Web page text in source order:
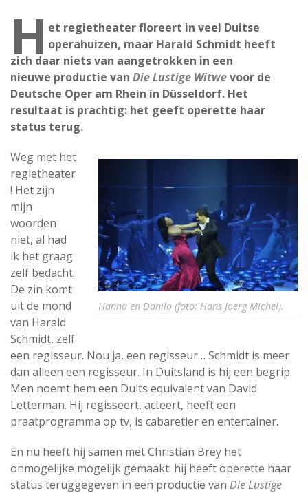
H et regietheater floreert in veel Duitse
operahuizen, maar Harald Schmidt heeft
zich daar niets van aangetrokken in een
nieuwe productie van Die Lustige Witwevoor de
Deutsche Oper am Rhein in Düsseldorf. Het
resultaat is prachtig: het geeft operette haar
status terug.
Hanna en Danilo (foto: Hans Joerg Michel).
Weg met het
regietheater
! Het zijn
mijn
woorden
niet, al had
ik het graag
zelf bedacht.
De zin komt
uit de mond
van Harald
Schmidt, zelf
een regisseur. Nou ja, een regisseur… Schmidt is meer
dan alleen een regisseur. In Duitsland is hij een begrip.
Men noemt hem een Duits equivalent van David
Letterman. Hij regisseert, acteert, heeft een
praatprogramma op tv, is cabaretier en entertainer.
En nu heeft hij samen met Christian Brey het
onmogelijke mogelijk gemaakt: hij heeft operette haar
status teruggegeven in een productie van Die Lustige